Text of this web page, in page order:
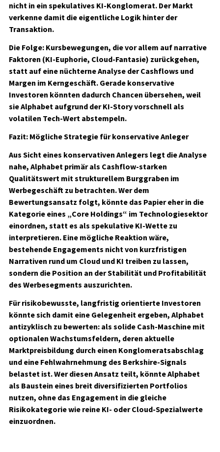
nicht in ein spekulatives KI-Konglomerat. Der Markt
verkenne damit die eigentliche Logik hinter der
Transaktion.
Die Folge: Kursbewegungen, die vor allem auf narrative
Faktoren (KI-Euphorie, Cloud-Fantasie) zurückgehen,
statt auf eine nüchterne Analyse der Cashflows und
Margen im Kerngeschäft. Gerade konservative
Investoren könnten dadurch Chancen übersehen, weil
sie Alphabet aufgrund der KI-Story vorschnell als
volatilen Tech-Wert abstempeln.
Fazit: Mögliche Strategie für konservative Anleger
Aus Sicht eines konservativen Anlegers legt die Analyse
nahe, Alphabet primär als Cashflow-starken
Qualitätswert mit strukturellem Burggraben im
Werbegeschäft zu betrachten. Wer dem
Bewertungsansatz folgt, könnte das Papier eher in die
Kategorie eines „Core Holdings“ im Technologiesektor
einordnen, statt es als spekulative KI-Wette zu
interpretieren. Eine mögliche Reaktion wäre,
bestehende Engagements nicht von kurzfristigen
Narrativen rund um Cloud und KI treiben zu lassen,
sondern die Position an der Stabilität und Profitabilität
des Werbesegments auszurichten.
Für risikobewusste, langfristig orientierte Investoren
könnte sich damit eine Gelegenheit ergeben, Alphabet
antizyklisch zu bewerten: als solide Cash-Maschine mit
optionalen Wachstumsfeldern, deren aktuelle
Marktpreisbildung durch einen Konglomeratsabschlag
und eine Fehlwahrnehmung des Berkshire-Signals
belastet ist. Wer diesen Ansatz teilt, könnte Alphabet
als Baustein eines breit diversifizierten Portfolios
nutzen, ohne das Engagement in die gleiche
Risikokategorie wie reine KI- oder Cloud-Spezialwerte
einzuordnen.